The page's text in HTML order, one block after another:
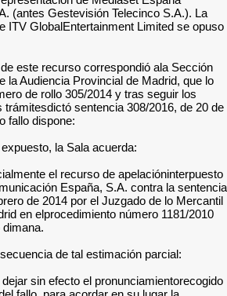
(antes Gestevisión Telecinco S.A.). La
ITV GlobalEntertainment Limited se opuso
este recurso correspondió ala Sección
la Audiencia Provincial de Madrid, que lo
de rollo 305/2014 y tras seguir los
trámitesdictó sentencia 308/2016, de 20 de
fallo dispone:
la Sala acuerda:
el recurso de apelacióninterpuesto
España, S.A. contra la sentencia
de 2014 por el Juzgado de lo Mercantil
en elprocedimiento número 1181/2010
dimana.
de tal estimación parcial:
sin efecto el pronunciamientorecogido